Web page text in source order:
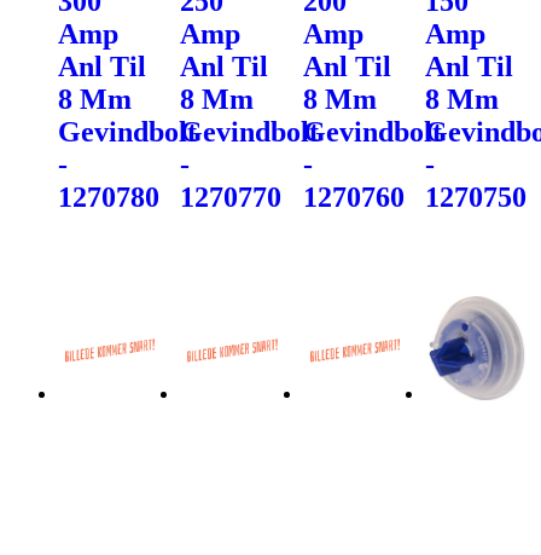
Amp
Anl Til
8 Mm
Gevindbolt
-
1270780
Amp
Anl Til
8 Mm
Gevindbolt
-
1270770
Amp
Anl Til
8 Mm
Gevindbolt
-
1270760
Amp
Anl Til
8 Mm
-
1270750